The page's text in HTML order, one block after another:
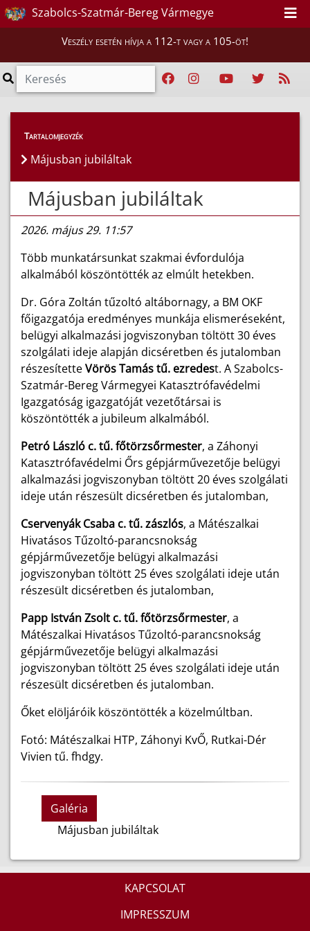
Szabolcs-Szatmár-Bereg Vármegye
Veszély esetén hívja a 112-t vagy a 105-öt!
Híreink > Hírek
Tartalomjegyzék
Májusban jubiláltak
Májusban jubiláltak
2026. május 29. 11:57
Több munkatársunkat szakmai évfordulója
alkalmából köszöntötték az elmúlt hetekben.
Dr. Góra Zoltán tűzoltó altábornagy, a BM OKF
főigazgatója eredményes munkája elismeréseként,
belügyi alkalmazási jogviszonyban töltött 30 éves
szolgálati ideje alapján dicséretben és jutalomban
részesítetteVörös Tamás tű. ezredest. A Szabolcs-
Szatmár-Bereg Vármegyei Katasztrófavédelmi
Igazgatóság igazgatóját vezetőtársai is
köszöntötték a jubileum alkalmából.
Petró László c. tű. főtörzsőrmester, a Záhonyi
Katasztrófavédelmi Őrs gépjárművezetője belügyi
alkalmazási jogviszonyban töltött 20 éves szolgálati
ideje után részesült dicséretben és jutalomban,
Cservenyák Csaba c. tű. zászlós, a Mátészalkai
Hivatásos Tűzoltó-parancsnokság
gépjárművezetője belügyi alkalmazási
jogviszonyban töltött 25 éves szolgálati ideje után
részesült dicséretben és jutalomban,
Papp István Zsolt c. tű. főtörzsőrmester, a
Mátészalkai Hivatásos Tűzoltó-parancsnokság
gépjárművezetője belügyi alkalmazási
jogviszonyban töltött 25 éves szolgálati ideje után
részesült dicséretben és jutalomban.
Őket elöljáróik köszöntötték a közelmúltban.
Fotó: Mátészalkai HTP, Záhonyi KvŐ, Rutkai-Dér
Vivien tű. fhdgy.
Galéria
Májusban jubiláltak
KAPCSOLAT
IMPRESSZUM